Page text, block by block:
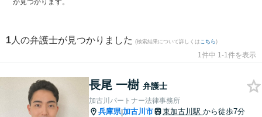
が見つかります。
1 人の弁護士が見つかりました (検索結果について詳しくは こちら)
1件中 1-1件を表示
長尾 一樹 弁護士
加古川パートナー法律事務所
兵庫県|加古川市 東加古川駅 から徒歩7分